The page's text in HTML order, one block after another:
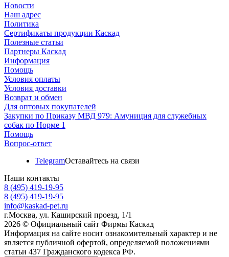
Новости
Наш адрес
Политика
Сертификаты продукции Каскад
Полезные статьи
Партнеры Каскад
Информация
Помощь
Условия оплаты
Условия доставки
Возврат и обмен
Для оптовых покупателей
Закупки по Приказу МВД 979: Амуниция для служебных
собак по Норме 1
Помощь
Вопрос-ответ
TelegramОставайтесь на связи
Наши контакты
8 (495) 419-19-95
8 (495) 419-19-95
info@kaskad-pet.ru
г.Москва, ул. Каширский проезд, 1/1
2026 © Официальный сайт Фирмы Каскад
Информация на сайте носит ознакомительный характер и не
является публичной офертой, определяемой положениями
статьи 437 Гражданского кодекса РФ.